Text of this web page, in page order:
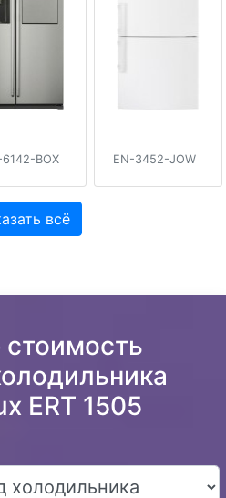
6142-BOX EN-3452-JOW
всё
стоимость
ERT 1505